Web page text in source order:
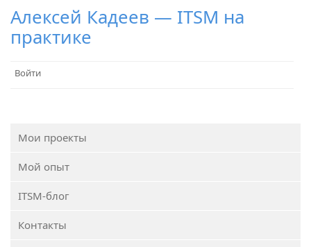
Алексей Кадеев — ITSM на
практике
Войти
Мои проекты
Мой опыт
ITSM-блог
Контакты